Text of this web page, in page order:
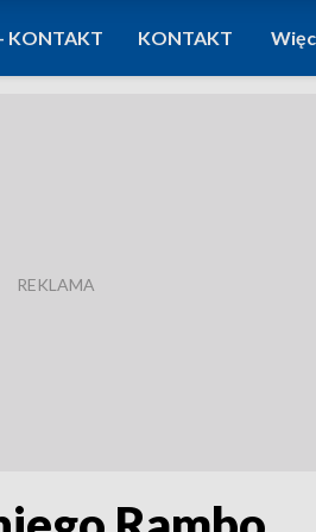
KONTAKT KONTAKT